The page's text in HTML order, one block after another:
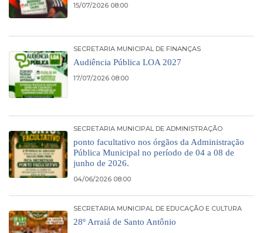
15/07/2026 08:00
SECRETARIA MUNICIPAL DE FINANÇAS
Audiência Pública LOA 2027
17/07/2026 08:00
SECRETARIA MUNICIPAL DE ADMINISTRAÇÃO
ponto facultativo nos órgãos da Administração
Pública Municipal no período de 04 a 08 de
junho de 2026.
04/06/2026 08:00
SECRETARIA MUNICIPAL DE EDUCAÇÃO E CULTURA
28º Arraiá de Santo Antônio